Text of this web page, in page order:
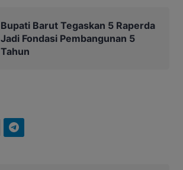
Bupati Barut Tegaskan 5 Raperda
Jadi Fondasi Pembangunan 5
Tahun